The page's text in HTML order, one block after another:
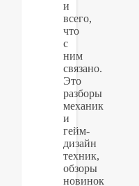
и
всего,
что
с
ним
связано.
Это
разборы
механик
и
гейм-
дизайн
техник,
обзоры
новинок